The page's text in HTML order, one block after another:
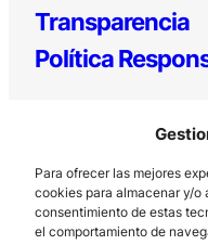
Para ofrecer las mejores
cookies para almacenar y/o
consentimiento de estas
el comportamiento de
Transparencia
Política